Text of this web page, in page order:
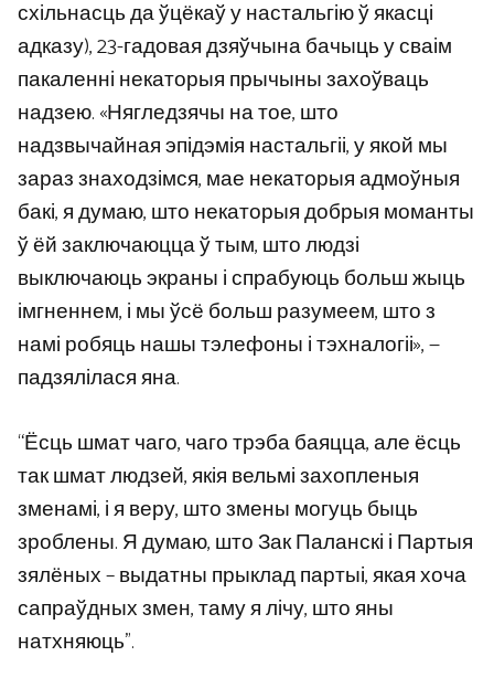
схільнасць да ўцёкаў у настальгію ў якасці
адказу), 23-гадовая дзяўчына бачыць у сваім
пакаленні некаторыя прычыны захоўваць
надзею. «Нягледзячы на ​​тое, што
надзвычайная эпідэмія настальгіі, у якой мы
зараз знаходзімся, мае некаторыя адмоўныя
бакі, я думаю, што некаторыя добрыя моманты
ў ёй заключаюцца ў тым, што людзі
выключаюць экраны і спрабуюць больш жыць
імгненнем, і мы ўсё больш разумеем, што з
намі робяць нашы тэлефоны і тэхналогіі», —
падзялілася яна.
“Ёсць шмат чаго, чаго трэба баяцца, але ёсць
так шмат людзей, якія вельмі захопленыя
зменамі, і я веру, што змены могуць быць
зроблены. Я думаю, што Зак Паланскі і Партыя
зялёных – выдатны прыклад партыі, якая хоча
сапраўдных змен, таму я лічу, што яны
натхняюць”.